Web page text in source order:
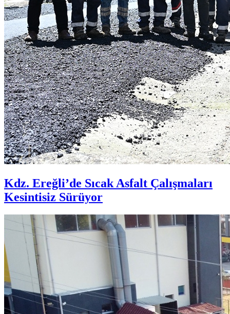
Kdz. Ereğli’de Sıcak Asfalt Çalışmaları
Kesintisiz Sürüyor